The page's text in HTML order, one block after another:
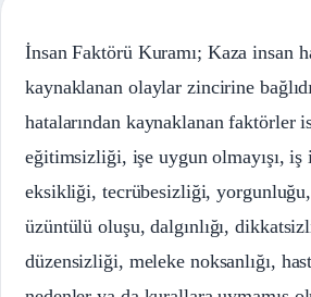
İnsan Faktörü Kuramı; Kaza insan
kaynaklanan olaylar zincirine
hatalarından kaynaklanan faktörler
eğitimsizliği, işe uygun olmayışı,
eksikliği, tecrübesizliği, yorgunluğu,
üzüntülü oluşu, dalgınlığı,
düzensizliği, meleke noksanlığı,